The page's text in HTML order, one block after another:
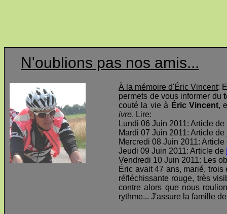
N'oublions pas nos amis...
À la mémoire d'Éric Vincent:
permets de vous informer du
couté la vie à Éric Vincent,
ivre. Lire:
Lundi 06 Juin 2011: Article de
Mardi 07 Juin 2011: Article de
Mercredi 08 Juin 2011:
Jeudi 09 Juin 2011: Article de
Vendredi 10 Juin 2011: Les
Éric avait 47 ans, marié,
réfléchissante rouge, très
contre alors que nous
rythme... J'assure la famille